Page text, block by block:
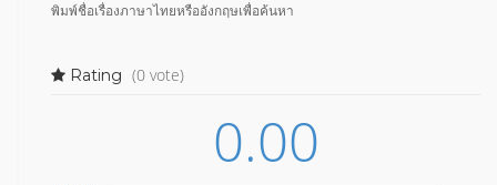
พิมพ์ชื่อเรื่องภาษาไทยหรืออังกฤษเพื่อค้นหา
Rating (0 vote)
0.00